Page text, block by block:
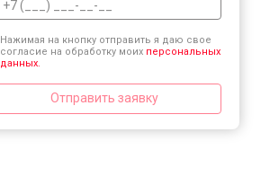
Нажимая на кнопку отправить я даю свое
согласие на обработку моих персональных
данных.
Отправить заявку